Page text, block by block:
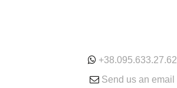
+38.095.633.27.62
Send us an email